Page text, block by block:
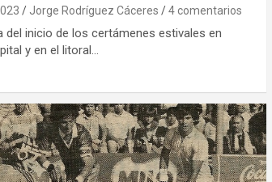
Jorge Rodríguez Cáceres 4 comentarios
del inicio de los certámenes estivales en
y en el litoral…